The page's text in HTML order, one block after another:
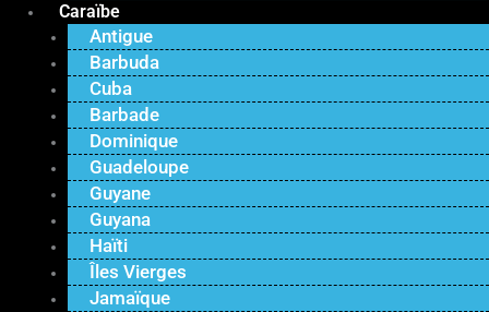
Caraïbe
Antigue
Barbuda
Cuba
Barbade
Dominique
Guadeloupe
Guyane
Guyana
Haïti
Îles Vierges
Jamaïque